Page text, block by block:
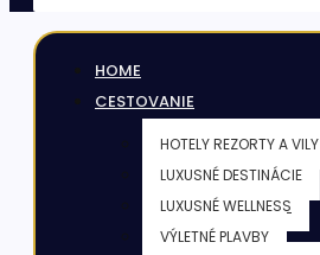
HOME
CESTOVANIE
HOTELY REZORTY A VILY
LUXUSNÉ DESTINÁCIE
LUXUSNÉ WELLNESS
VÝLETNÉ PLAVBY